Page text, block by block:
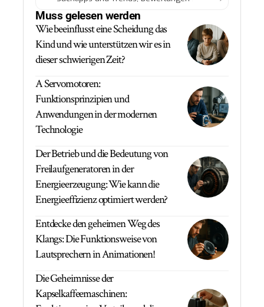
Muss gelesen werden
Wie beeinflusst eine Scheidung das
Kind und wie unterstützen wir es in
dieser schwierigen Zeit?
A Servomotoren:
Funktionsprinzipien und
Anwendungen in der modernen
Technologie
Der Betrieb und die Bedeutung von
Freilaufgeneratoren in der
Energieerzeugung: Wie kann die
Energieeffizienz optimiert werden?
Entdecke den geheimen Weg des
Klangs: Die Funktionsweise von
Lautsprechern in Animationen!
Die Geheimnisse der
Kapselkaffeemaschinen: